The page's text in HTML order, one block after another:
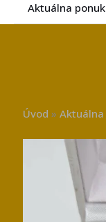
Aktuálna
Úvod »